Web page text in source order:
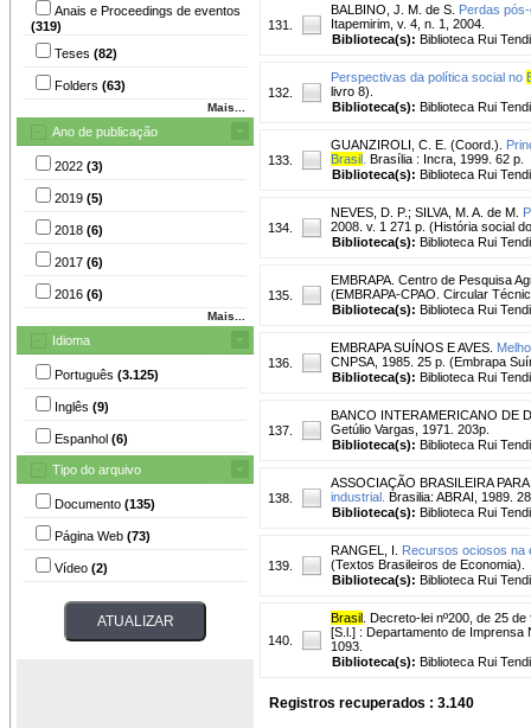
Anais e Proceedings de eventos
(319)
Teses (82)
Folders (63)
Mais...
Ano de publicação
2022 (3)
2019 (5)
2018 (6)
2017 (6)
2016 (6)
Mais...
Idioma
Português (3.125)
Inglês (9)
Espanhol (6)
Tipo do arquivo
Documento (135)
Página Web (73)
Vídeo (2)
131.
BALBINO, J. M. de S. Perdas
Itapemirim, v. 4, n. 1, 2004.
Biblioteca(s): Biblioteca Rui
132.
Perspectivas da política social no
livro 8).
Biblioteca(s): Biblioteca Rui
133.
GUANZIROLI, C. E. (Coord.).
Brasil Brasília : Incra, 1999. 62
Biblioteca(s): Biblioteca Rui
134.
NEVES, D. P. ; SILVA, M. A. de M.
2008. v. 1 271 p. (História social
Biblioteca(s): Biblioteca Rui
135.
EMBRAPA. Centro de Pesquisa
(EMBRAPA-CPAO. Circular
Biblioteca(s): Biblioteca Rui
136.
EMBRAPA SUÍNOS E AVES.
CNPSA, 1985. 25 p. (Embrapa
Biblioteca(s): Biblioteca Rui
137.
BANCO INTERAMERICANO DE
Getúlio Vargas, 1971. 203p.
Biblioteca(s): Biblioteca Rui
138.
ASSOCIAÇÃO BRASILEIRA
industrial. Brasilia: ABRAI, 1989.
Biblioteca(s): Biblioteca Rui
139.
RANGEL, I.
Recursos ociosos na
(Textos Brasileiros de Economia).
Biblioteca(s): Biblioteca Rui
140.
Brasil . Decreto-lei nº200, de 25
[S.l.] : Departamento de Imprensa
1093.
Biblioteca(s): Biblioteca Rui
Registros recuperados : 3.140